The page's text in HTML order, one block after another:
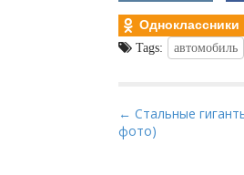
Одноклассники
Tags: автомобиль
P
o
← Стальные
фото)